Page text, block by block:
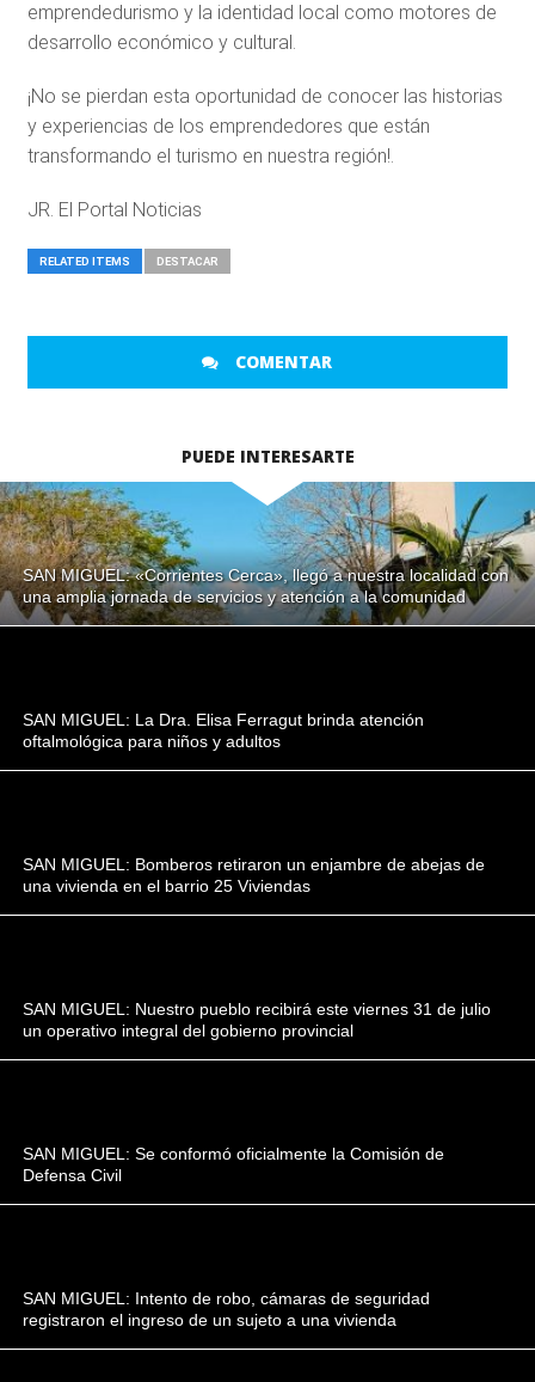
emprendedurismo y la identidad local como motores de
desarrollo económico y cultural.
¡No se pierdan esta oportunidad de conocer las historias
y experiencias de los emprendedores que están
transformando el turismo en nuestra región!.
JR. El Portal Noticias
RELATED ITEMS DESTACAR
COMENTAR
PUEDE INTERESARTE
SAN MIGUEL: «Corrientes Cerca», llegó a nuestra localidad con
una amplia jornada de servicios y atención a la comunidad
SAN MIGUEL: La Dra. Elisa Ferragut brinda atención
oftalmológica para niños y adultos
SAN MIGUEL: Bomberos retiraron un enjambre de abejas de
una vivienda en el barrio 25 Viviendas
SAN MIGUEL: Nuestro pueblo recibirá este viernes 31 de julio
un operativo integral del gobierno provincial
SAN MIGUEL: Se conformó oficialmente la Comisión de
Defensa Civil
SAN MIGUEL: Intento de robo, cámaras de seguridad
registraron el ingreso de un sujeto a una vivienda